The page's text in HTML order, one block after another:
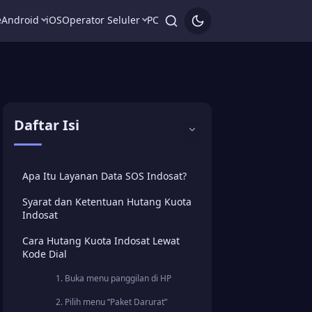
Android iOSOperator Seluler PC
Daftar Isi
Apa Itu Layanan Data SOS Indosat?
Syarat dan Ketentuan Hutang Kuota
Indosat
Cara Hutang Kuota Indosat Lewat
Kode Dial
1. Buka menu panggilan di HP
2. Pilih menu “Paket Darurat”